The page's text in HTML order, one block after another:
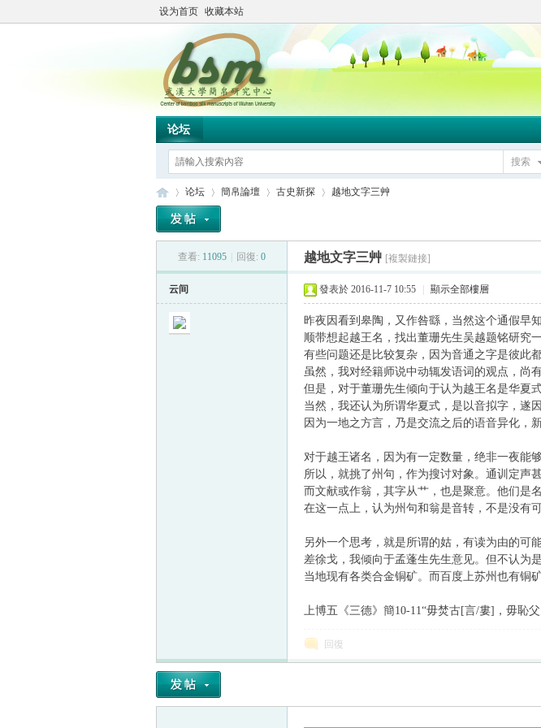
设为首页 收藏本站
论坛
搜索
论坛
›
簡帛論壇
›
古史新探
›
越地文字三艸
查看: 11095 回復: 0 越地文字三艸 [複製鏈接]
云间 發表於 2016-11-7 10:55 顯示全部樓層
昨夜因看到皋陶，又作咎繇，当然这个通假早
顺带想起越王名，找出董珊先生吴越题铭研究
有些问题还是比较复杂，因为音通之字是彼此
虽然，我对经籍师说中动辄发语词的观点，尚
但是，对于董珊先生倾向于认为越王名是华夏
当然，我还认为所谓华夏式，是以音拟字，遂
因为一地之方言，乃是交流之后的语音异化，
对于越王诸名，因为有一定数量，绝非一夜能够
所以，就挑了州句，作为搜讨对象。通训定声
而文献或作翁，其字从艹，也是聚意。他们是
在这一点上，认为州句和翁是音转，不是没有
另外一个思考，就是所谓的姑，有读为由的可
差徐戈，我倾向于孟蓬生先生意见。但不认为
当地现有各类合金铜矿。而百度上苏州也有铜
上博五《三德》簡10-11“毋焚古[言/婁]，毋恥
回復